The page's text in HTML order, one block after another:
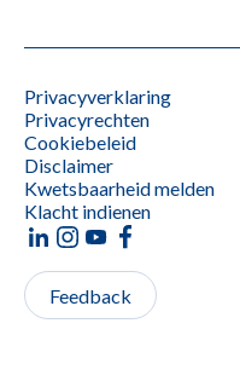
Privacyverklaring
Privacyrechten
Cookiebeleid
Disclaimer
Kwetsbaarheid melden
Klacht indienen
Feedback